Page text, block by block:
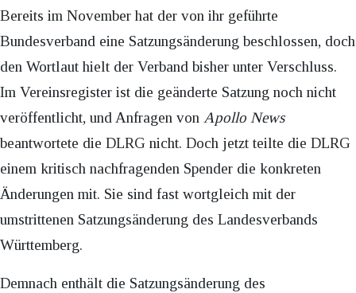
Bereits im November hat der von ihr geführte
Bundesverband eine Satzungsänderung beschlossen, doch
den Wortlaut hielt der Verband bisher unter Verschluss.
Im Vereinsregister ist die geänderte Satzung noch nicht
veröffentlicht, und Anfragen von Apollo News
beantwortete die DLRG nicht. Doch jetzt teilte die DLRG
einem kritisch nachfragenden Spender die konkreten
Änderungen mit. Sie sind fast wortgleich mit der
umstrittenen Satzungsänderung des Landesverbands
Württemberg.
Demnach enthält die Satzungsänderung des